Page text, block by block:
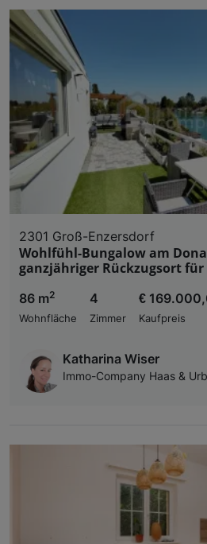
2301 Groß-Enzersdorf
Wohlfühl-Bungalow am
ganzjähriger Rückzugsort für
86 m2
Wohnfläche
4
Zimmer
€
Kaufpreis
Katharina Wiser
Immo-Company Haas &